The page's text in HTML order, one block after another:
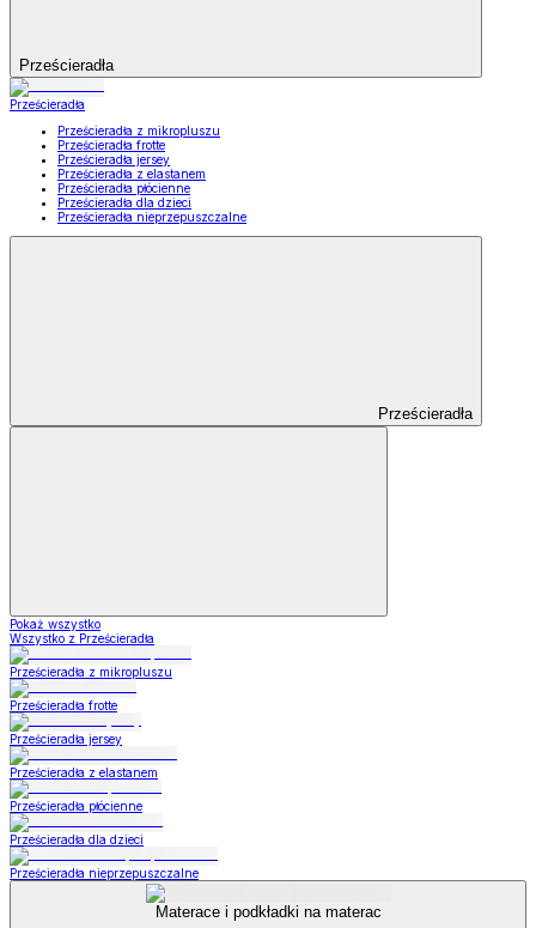
Prześcieradła
Prześcieradła
Prześcieradła z mikropluszu
Prześcieradła frotte
Prześcieradła jersey
Prześcieradła z elastanem
Prześcieradła płócienne
Prześcieradła dla dzieci
Prześcieradła nieprzepuszczalne
Prześcieradła
Pokaż wszystko
Wszystko z Prześcieradła
Prześcieradła z mikropluszu
Prześcieradła frotte
Prześcieradła jersey
Prześcieradła z elastanem
Prześcieradła płócienne
Prześcieradła dla dzieci
Prześcieradła nieprzepuszczalne
Materace i podkładki na materac